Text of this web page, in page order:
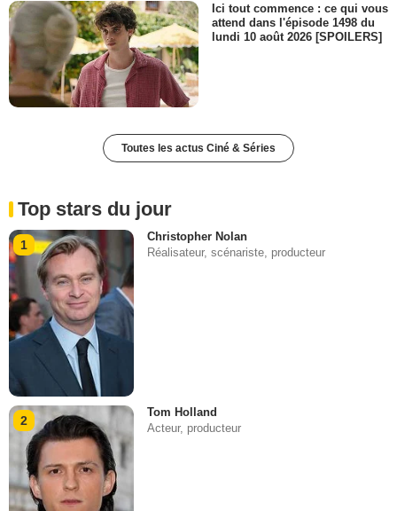
Ici tout commence : ce qui vous
attend dans l'épisode 1498 du
lundi 10 août 2026 [SPOILERS]
Toutes les actus Ciné & Séries
Top stars du jour
1
Christopher Nolan
Réalisateur, scénariste, producteur
2
Tom Holland
Acteur, producteur